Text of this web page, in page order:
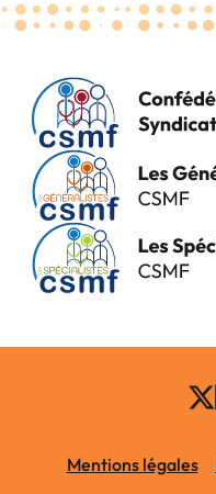
Mentions légales